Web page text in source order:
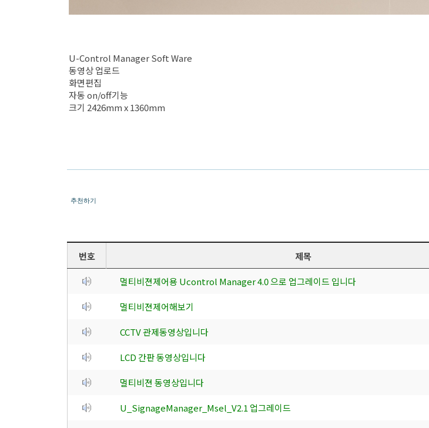
U-Control Manager Soft Ware
동영상 업로드
화면편집
자동 on/off기능
크기 2426mm x 1360mm
추천하기
번호 제목
멀티비젼제어용 Ucontrol Manager 4.0 으로 업그레이드 입니다
멀티비젼제어해보기
CCTV 관제동영상입니다
LCD 간판 동영상입니다
멀티비젼 동영상입니다
U_SignageManager_Msel_V2.1 업그레이드